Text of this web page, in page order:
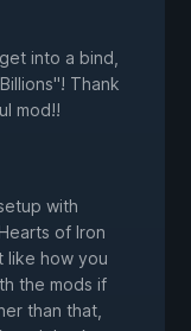
into a bind,
Thank
mod!!
with
of Iron
like how you
the mods if
than that,